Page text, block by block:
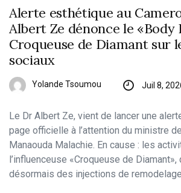
Alerte esthétique au
Albert Ze dénonce le «Body
Croqueuse de Diamant sur
sociaux
Yolande Tsoumou Juil 8,
Le Dr Albert Ze, vient de lancer une
page officielle à l’attention du ministre
Manaouda Malachie. En cause : les
l’influenceuse «Croqueuse de
désormais des injections de